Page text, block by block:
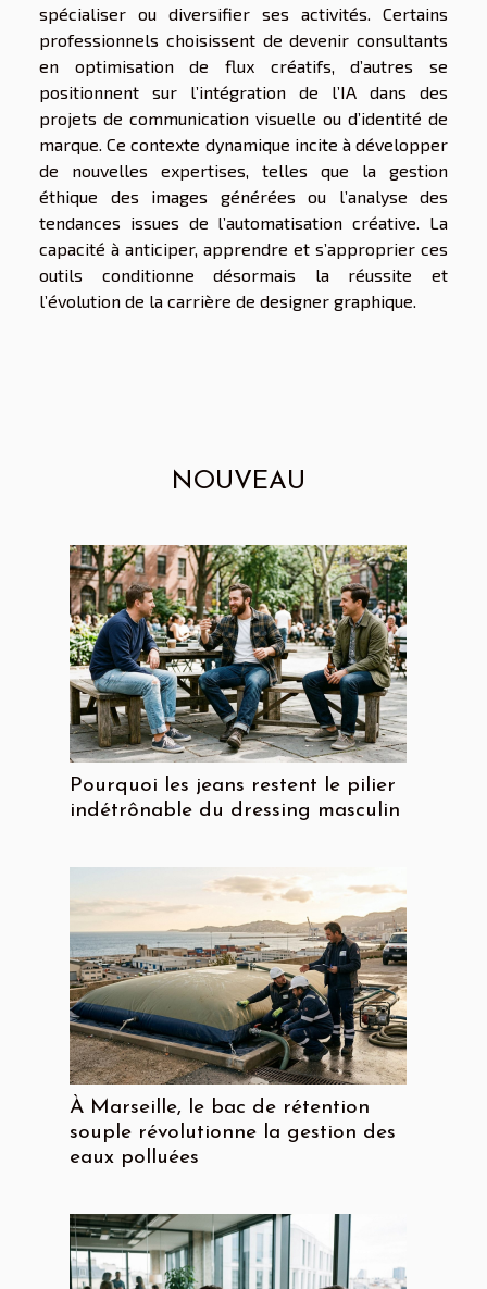
spécialiser ou diversifier ses activités. Certains
professionnels choisissent de devenir consultants
en optimisation de flux créatifs, d’autres se
positionnent sur l’intégration de l’IA dans des
projets de communication visuelle ou d’identité de
marque. Ce contexte dynamique incite à développer
de nouvelles expertises, telles que la gestion
éthique des images générées ou l’analyse des
tendances issues de l’automatisation créative. La
capacité à anticiper, apprendre et s’approprier ces
outils conditionne désormais la réussite et
l’évolution de la carrière de designer graphique.
NOUVEAU
Pourquoi les jeans restent le pilier
indétrônable du dressing masculin
À Marseille, le bac de rétention
souple révolutionne la gestion des
eaux polluées